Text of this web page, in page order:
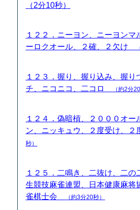
（2分10秒）
１２２．ニーヨン、ニーヨンマ
ーロクオール、２確、２欠け
１２３．握り、握り込み、握り
チ、ニコニコ、二コロ
（約2分
１２４．偽暗槓、２０００オー
ン、ニッキュウ、２度受け、
秒）
１２５．二鳴き、二抜け、二の
生競技麻雀連盟、日本健康麻将
雀棋士会
（約3分20秒）